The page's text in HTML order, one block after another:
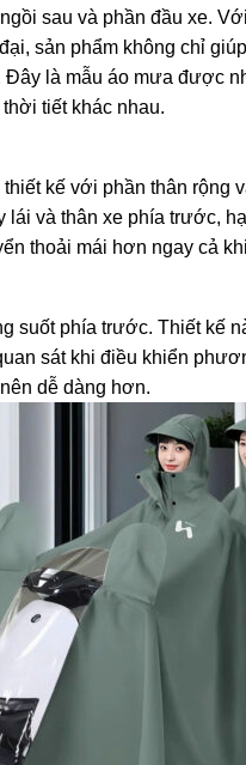
sau và phần đầu xe.
sản phẩm không chỉ
Đây là mẫu áo mưa được
tiết khác nhau.
kế với phần thân rộng
lái và thân xe phía trước,
thoải mái hơn ngay cả
suốt phía trước. Thiết kế
sát khi điều khiển
dễ dàng hơn.